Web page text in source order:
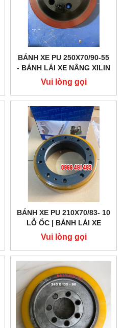
BÁNH XE PU 250X70/90-55
- BÁNH LÁI XE NÂNG XILIN
CHỊU TẢI CAO, ĐỘ BÊN
VƯỢT TRỘI
Vui lòng gọi
BÁNH XE PU 210X70/83- 10
LỖ ỐC | BÁNH LÁI XE
NÂNG ĐIỆN HANGCHA
Vui lòng gọi